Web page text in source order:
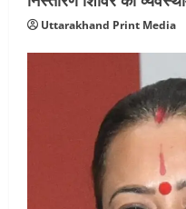
Uttarakhand Print Media